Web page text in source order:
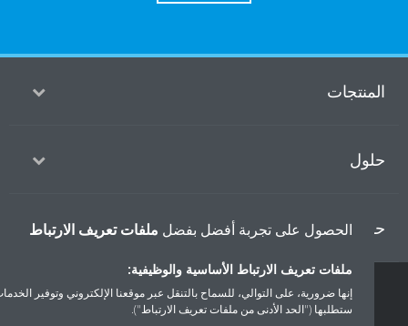
دايكن
إشعار قانوني إشعار ملف تعريف الارتباط
سياسة خصوصية البيانات
الحصول على تجربة أفضل بفضلملفات تعريف الارتباط
ملفات تعريف الارتباط الأساسية والوظيفية:
إنها ضرورية، على التوالي، للسماح بالتنقل عبر موقعنا الإلكتروني وتوفير الخدمات التي
ستطلبها ("الحد الأدنى من ملفات تعريف الارتباط").